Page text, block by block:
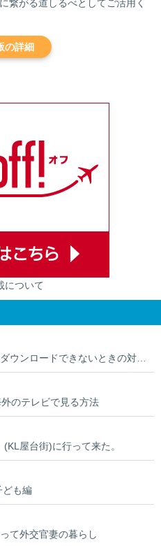
繋がる道しるべとしてご活用く
の詳細
について
チケットマスターのアプリがダウンロードできないときの対処法【裏ワザ】
のテレビで見る方法
屋台街)に行って来た。
ども編
て外交官妻の暮らし